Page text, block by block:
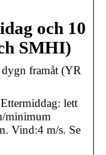
och 10
SMHI)
framåt (YR
lett
minimum
Vind:4 m/s. Se